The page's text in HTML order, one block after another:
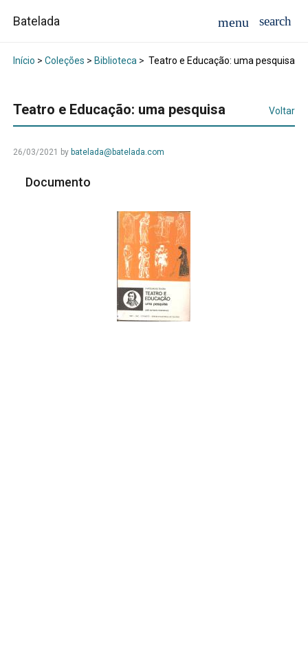
Batelada
Início > Coleções > Biblioteca> Teatro e Educação: uma pesquisa
Teatro e Educação: uma pesquisa Voltar
26/03/2021 by batelada@batelada.com
Documento